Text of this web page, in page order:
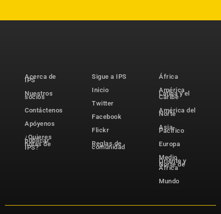
Acerca de
IPS
Nuestros
socios
Contáctenos
Apóyenos
¿Quieres
publicar
notas de
IPS?
Sigue a IPS
Inicio
Twitter
Facebook
Flickr
Reglas de
comunidad
África
América
Latina y el
Caribe
América del
Norte
Asia-
Pacífico
Europa
Medio
Oriente y
Norte de
África
Mundo